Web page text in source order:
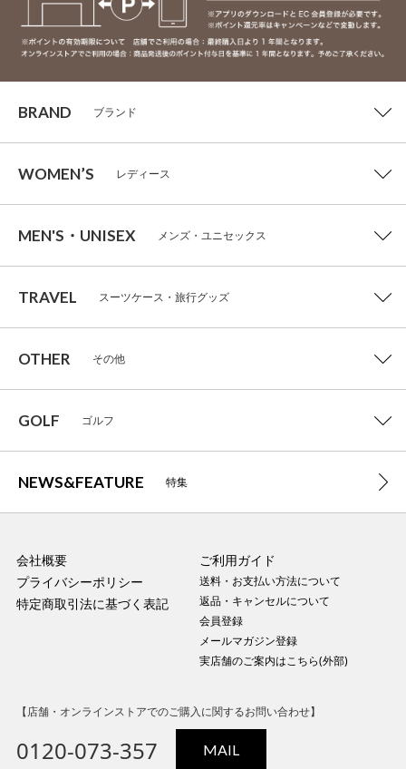
BRAND ブランド
WOMEN’S レディース
MEN'S・UNISEX メンズ・ユニセックス
TRAVEL スーツケース・旅行グッズ
OTHER その他
GOLF ゴルフ
NEWS&FEATURE 特集
会社概要
プライバシーポリシー
特定商取引法に基づく表記
ご利用ガイド
送料・お支払い方法について
返品・キャンセルについて
会員登録
メールマガジン登録
実店舗のご案内はこちら(外部)
【店舗・オンラインストアでのご購入に関するお問い合わせ】
0120-073-357 MAIL